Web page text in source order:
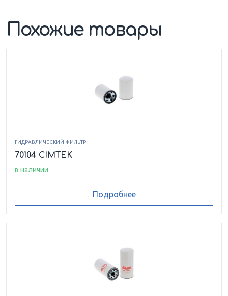
Похожие товары
ГИДРАВЛИЧЕСКИЙ ФИЛЬТР
70104 CIMTEK
в наличии
Подробнее